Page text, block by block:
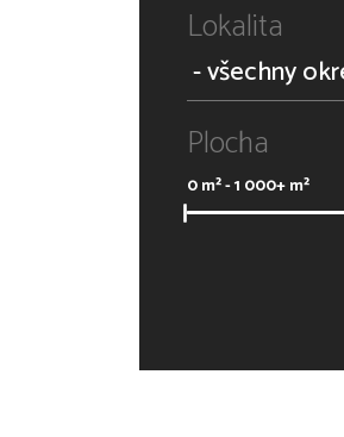
Lokalita
Plocha
0m² -1 000+m²